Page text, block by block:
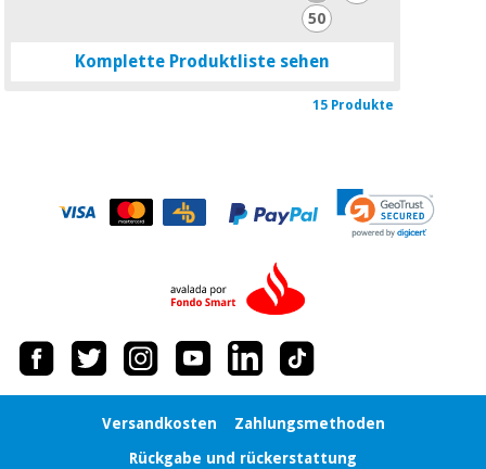
50
Komplette Produktliste sehen
15 Produkte
Versandkosten
Zahlungsmethoden
Rückgabe und rückerstattung